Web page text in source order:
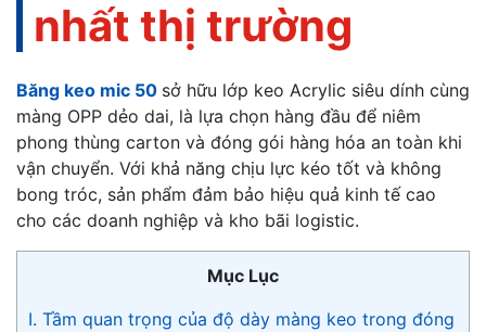
nhất thị trường
Băng keo mic 50 sở hữu lớp keo Acrylic siêu dính cùng
màng OPP dẻo dai, là lựa chọn hàng đầu để niêm
phong thùng carton và đóng gói hàng hóa an toàn khi
vận chuyển. Với khả năng chịu lực kéo tốt và không
bong tróc, sản phẩm đảm bảo hiệu quả kinh tế cao
cho các doanh nghiệp và kho bãi logistic.
Mục Lục
I. Tầm quan trọng của độ dày màng keo trong đóng